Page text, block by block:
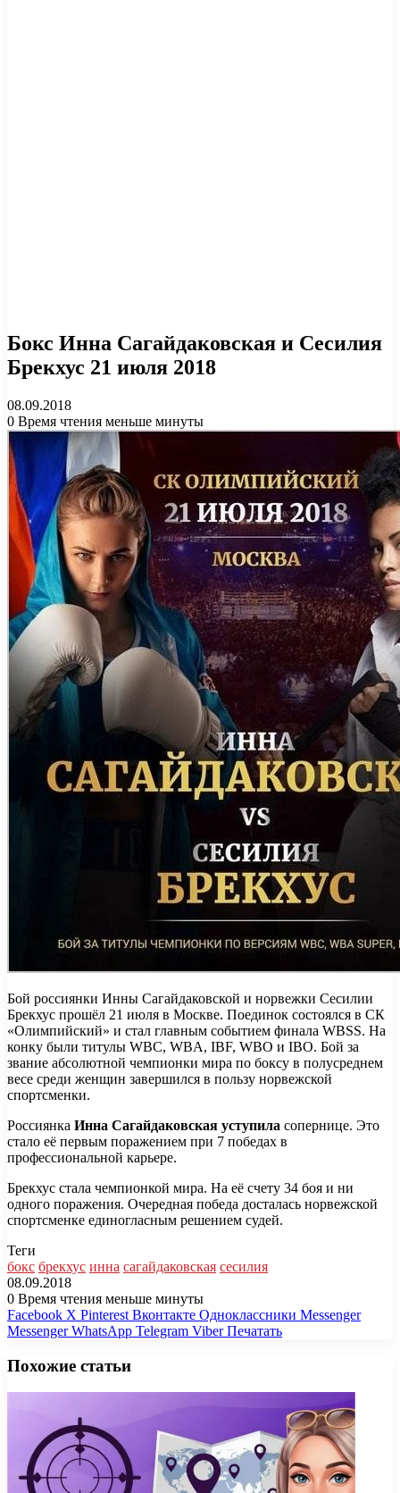
Бокс Инна Сагайдаковская и Сесилия
Брекхус 21 июля 2018
08.09.2018
0 Время чтения меньше минуты
Бой россиянки Инны Сагайдаковской и норвежки Сесилии
Брекхус прошёл 21 июля в Москве. Поединок состоялся в СК
«Олимпийский» и стал главным событием финала WBSS. На
конку были титулы WBC, WBA, IBF, WBO и IBO. Бой за
звание абсолютной чемпионки мира по боксу в полусреднем
весе среди женщин завершился в пользу норвежской
спортсменки.
Россиянка Инна Сагайдаковская уступила сопернице. Это
стало её первым поражением при 7 победах в
профессиональной карьере.
Брекхус стала чемпионкой мира. На её счету 34 боя и ни
одного поражения. Очередная победа досталась норвежской
спортсменке единогласным решением судей.
Теги
бокс брекхус инна сагайдаковская сесилия
08.09.2018
0 Время чтения меньше минуты
Facebook X Pinterest Вконтакте Одноклассники Messenger
Messenger WhatsApp Telegram Viber Печатать
Похожие статьи